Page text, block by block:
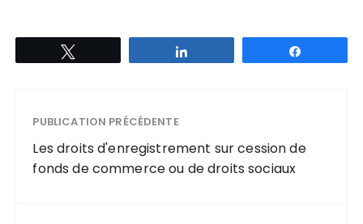
PUBLICATION PRÉCÉDENTE
Les droits d'enregistrement sur cession de
fonds de commerce ou de droits sociaux